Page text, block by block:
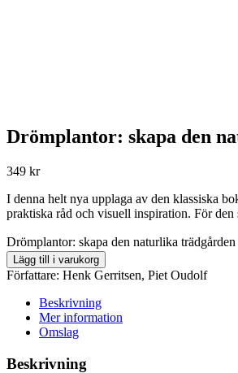
Drömplantor: skapa den
349 kr
I denna helt nya upplaga av den klassiska
praktiska råd och visuell inspiration. För
Drömplantor: skapa den naturlika trädgården
Lägg till i varukorg
Författare: Henk Gerritsen, Piet Oudolf
Beskrivning
Mer information
Omslag
Beskrivning